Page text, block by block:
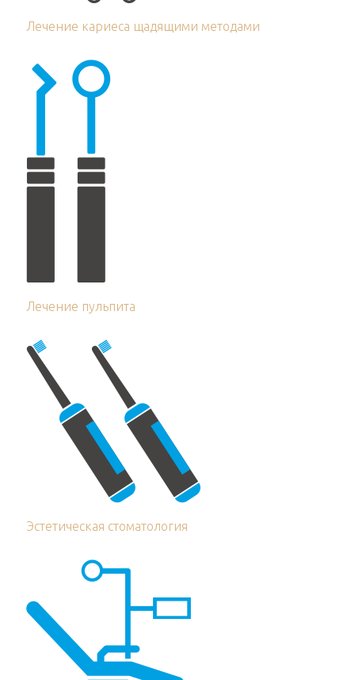
Лечение кариеса щадящими методами
Лечение пульпита
Эстетическая стоматология